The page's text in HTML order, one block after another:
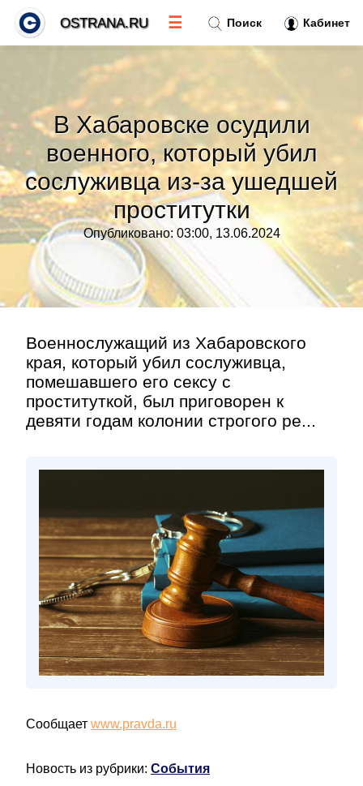
В Хабаровске осудили
военного, который убил
сослуживца из-за ушедшей
проститутки
Опубликовано: 03:00, 13.06.2024
Военнослужащий из Хабаровского
края, который убил сослуживца,
помешавшего его сексу с
проституткой, был приговорен к
девяти годам колонии строгого ре...
Сообщает www.pravda.ru
Новость из рубрики: События
Поиск Кабинет
OSTRANA.RU ☰
Тренды новостей »
Рубрики»
Правила»
Контакт»